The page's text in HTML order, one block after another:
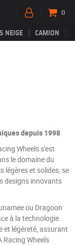
NEIGE CAMION
0
depuis 1998
Wheels s'est
le domaine du
légères et solides, se
designs innovants
ou Dragoon
à la technologie
et légèreté, assurant
Racing Wheels